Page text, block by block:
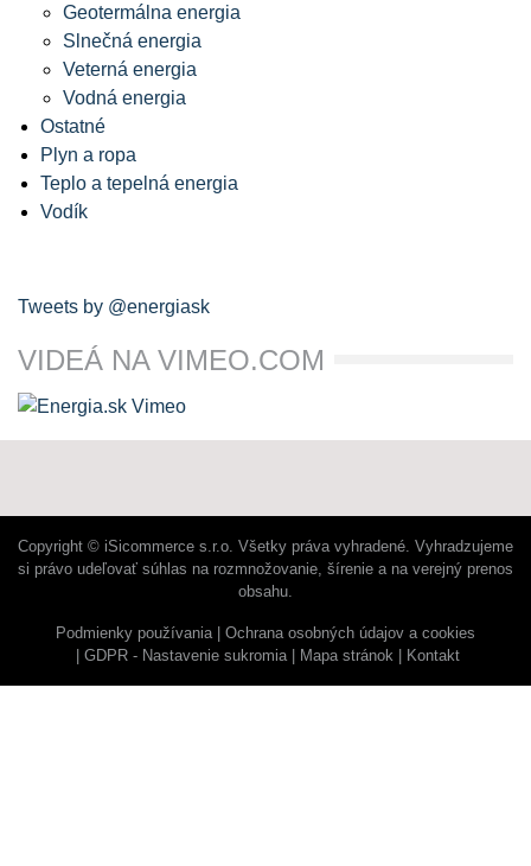
Geotermálna energia
Slnečná energia
Veterná energia
Vodná energia
Ostatné
Plyn a ropa
Teplo a tepelná energia
Vodík
Tweets by @energiask
VIDEÁ NA VIMEO.COM
Copyright © iSicommerce s.r.o. Všetky práva vyhradené. Vyhradzujeme
si právo udeľovať súhlas na rozmnožovanie, šírenie a na verejný prenos
obsahu.
Podmienky používania
Ochrana osobných údajov a cookies
GDPR - Nastavenie sukromia
Mapa stránok Kontakt